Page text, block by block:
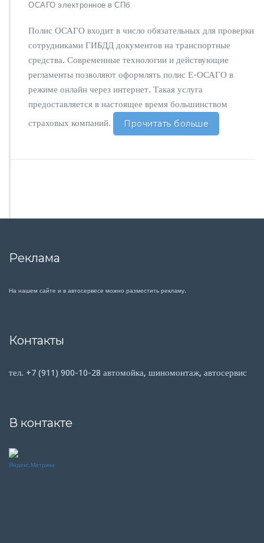
ОСАГО электронное в СПб
Полис ОСАГО входит в число обязательных для проверки
сотрудниками ГИБДД документов на транспортные
средства. Современные технологии и действующие
регламенты позволяют оформлять полис Е-ОСАГО в
режиме онлайн через интернет. Такая услуга
предоставляется в настоящее время большинством
страховых компаний.
Прочитать больше
Реклама
На нашем сайте и в автосервесе можно разместить рекламу.
Контакты
тел. +7 (911) 900-10-28 автомойка, шиномонтаж, автосервис
В контакте